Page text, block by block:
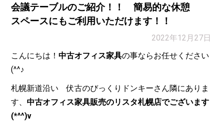
会議テーブルのご紹介！！ 簡易的な休憩
スペースにもご利用いただけます！！
2022年12月27日
こんにちは！中古オフィス家具の事ならお任せください
(^^♪
札幌新道沿い 伏古のびっくりドンキーさん隣にありま
す、中古オフィス家具販売のリスタ札幌店でございます
(*^^)v